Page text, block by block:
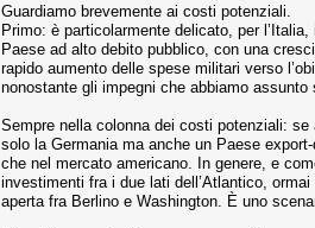
Guardiamo brevemente ai costi potenziali.
Primo: è particolarmente delicato, per
Paese ad alto debito pubblico, con una
rapido aumento delle spese militari verso
nonostante gli impegni che abbiamo assunto
Sempre nella colonna dei costi potenziali:
solo la Germania ma anche un Paese
che nel mercato americano. In genere, e
investimenti fra i due lati dell’Atlantico,
aperta fra Berlino e Washington. È uno